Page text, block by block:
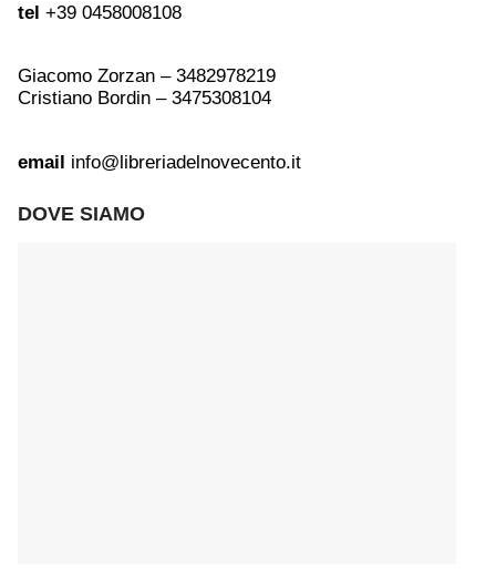
tel +39 0458008108
Giacomo Zorzan – 3482978219
Cristiano Bordin – 3475308104
email info@libreriadelnovecento.it
DOVE SIAMO